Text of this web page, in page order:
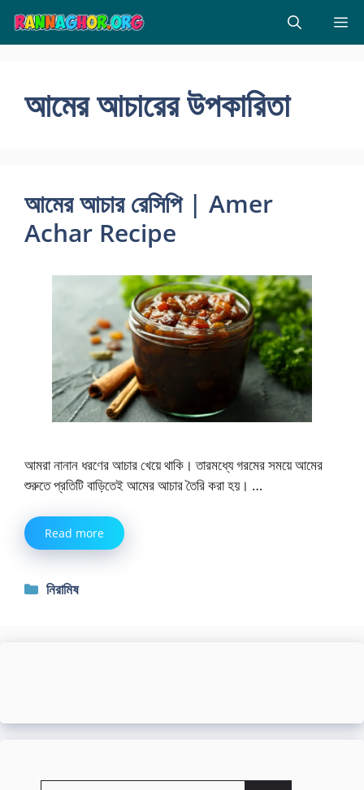
Skip
content
আমের আচারের উপকারিতা
আমের আচার রেসিপি | Amer
Achar Recipe
আমরা নানান ধরণের আচার খেয়ে থাকি। তারমধ্যে গরমের সময়ে আমের
শুরুতে প্রতিটি বাড়িতেই আমের আচার তৈরি করা হয়। …
Read more
Categories
নিরামিষ